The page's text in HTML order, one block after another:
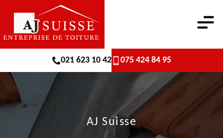
021 623 10 42 075 424 84 95
AJ Suisse